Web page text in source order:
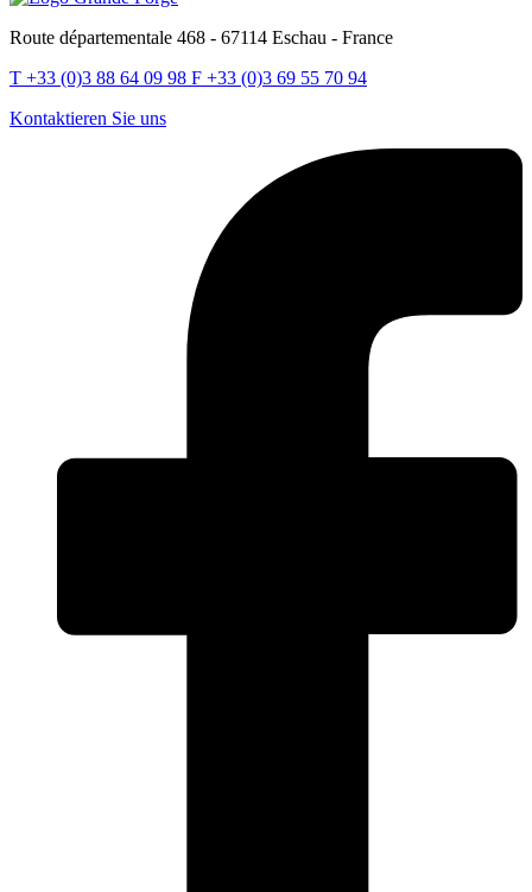
Route départementale 468 - 67114 Eschau - France
T +33 (0)3 88 64 09 98 F +33 (0)3 69 55 70 94
Kontaktieren Sie uns